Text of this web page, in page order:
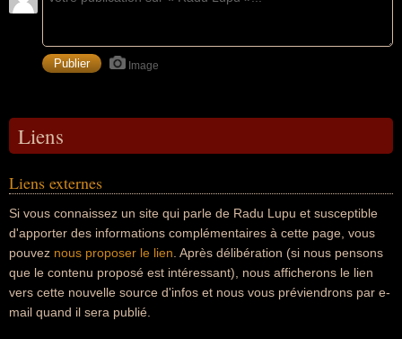
Image
Liens
Liens externes
Si vous connaissez un site qui parle de Radu Lupu et susceptible
d'apporter des informations complémentaires à cette page, vous
pouvez nous proposer le lien . Après délibération (si nous pensons
que le contenu proposé est intéressant), nous afficherons le lien
vers cette nouvelle source d'infos et nous vous préviendrons par e-
mail quand il sera publié.